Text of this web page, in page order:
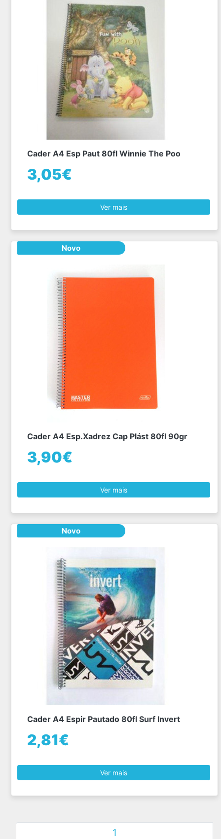
Cader A4 Esp Paut 80fl Winnie The Poo
3,05€
Ver mais
Novo
Cader A4 Esp.Xadrez Cap Plást 80fl 90gr
3,90€
Ver mais
Novo
Cader A4 Espir Pautado 80fl Surf Invert
2,81€
Ver mais
1